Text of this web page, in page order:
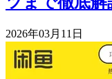
2026年03月11日